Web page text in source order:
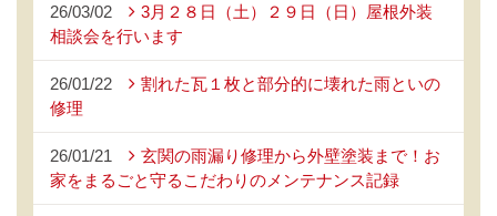
26/03/02
3月２８日（土）２９日（日）屋根外装
相談会を行います
26/01/22
割れた瓦１枚と部分的に壊れた雨といの
修理
26/01/21
玄関の雨漏り修理から外壁塗装まで！お
家をまるごと守るこだわりのメンテナンス記録